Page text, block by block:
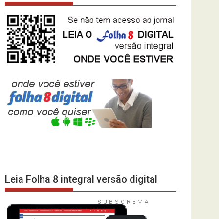
Leia Folha 8 integral versão digital